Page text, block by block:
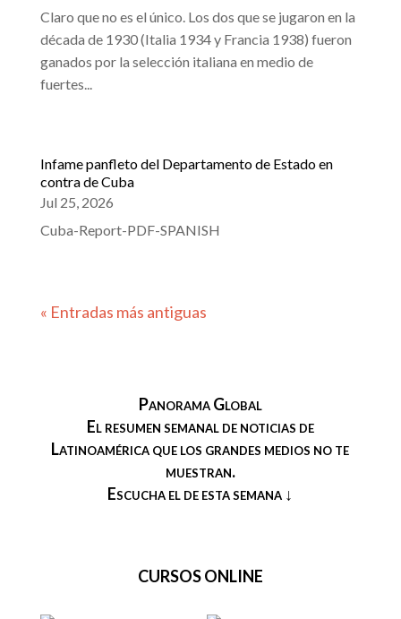
Claro que no es el único. Los dos que se jugaron en la
década de 1930 (Italia 1934 y Francia 1938) fueron
ganados por la selección italiana en medio de
fuertes...
Infame panfleto del Departamento de Estado en
contra de Cuba
Jul 25, 2026
Cuba-Report-PDF-SPANISH
« Entradas más antiguas
Panorama Global
El resumen semanal de noticias de
Latinoamérica que los grandes medios no te
muestran.
Escucha el de esta semana ↓
CURSOS ONLINE